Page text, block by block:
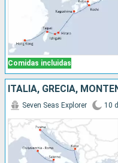
Comidas incluidas
ITALIA, GRECIA,
Seven Seas Explorer 10 d